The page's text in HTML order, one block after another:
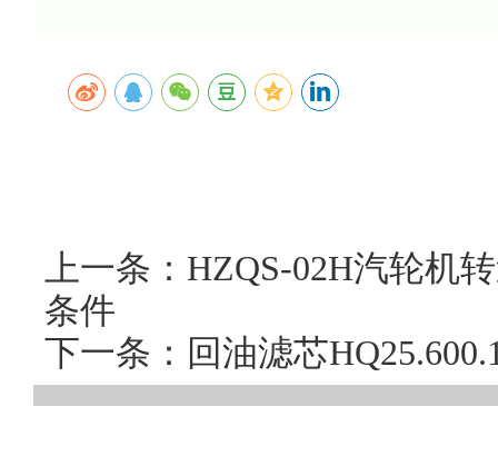
上一条：HZQS-02H汽轮机
条件
下一条：回油滤芯